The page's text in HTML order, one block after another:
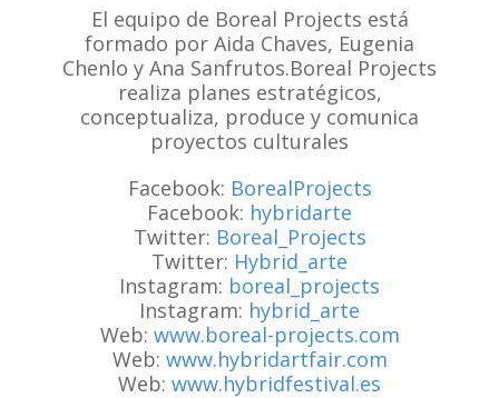
El equipo de Boreal Projects está
formado por Aida Chaves, Eugenia
Chenlo y Ana Sanfrutos.Boreal Projects
realiza planes estratégicos,
conceptualiza, produce y comunica
proyectos culturales
Facebook: BorealProjects
Facebook: hybridarte
Twitter: Boreal_Projects
Twitter: Hybrid_arte
Instagram: boreal_projects
Instagram: hybrid_arte
Web: www.boreal-projects.com
Web: www.hybridartfair.com
Web: www.hybridfestival.es